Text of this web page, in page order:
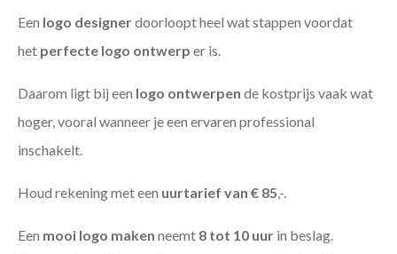
Een logo designerdoorloopt heel wat stappen voordat
het perfecte logo ontwerp er is.
Daarom ligt bij een logo ontwerpen de kostprijs vaak wat
hoger, vooral wanneer je een ervaren professional
inschakelt.
Houd rekening met een uurtarief van € 85,-.
Een mooi logo maken neemt 8 tot 10 uur in beslag.